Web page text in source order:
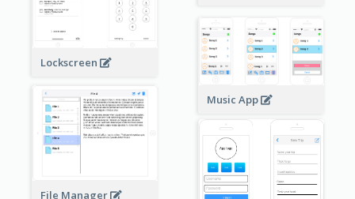
Lockscreen
Music App
File Manager